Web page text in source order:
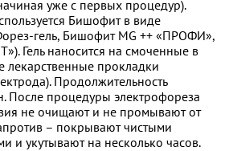
уже с первых процедур).
Бишофит в виде
гель, Бишофит MG ++ «ПРОФИ»,
Гель наносится на смоченные в
лекарственные прокладки
Продолжительность
После процедуры электрофореза
не очищают и не промывают от
– покрывают чистыми
и укутывают на несколько часов.